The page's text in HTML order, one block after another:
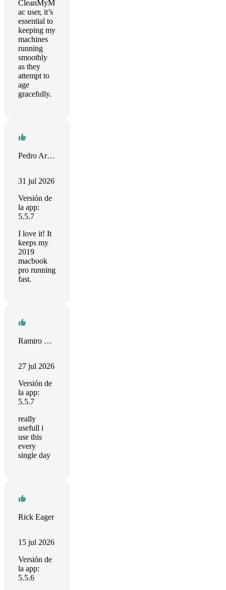
CleanMyM
ac user, it’s
essential to
keeping my
machines
running
smoothly
as they
attempt to
age
gracefully.
Pedro Ariano
31 jul 2026
Versión de
la app:
5.5.7
I love it! It
keeps my
2019
macbook
pro running
fast.
Ramiro Costa
27 jul 2026
Versión de
la app:
5.5.7
really
usefull i
use this
every
single day
Rick Eager
15 jul 2026
Versión de
la app:
5.5.6